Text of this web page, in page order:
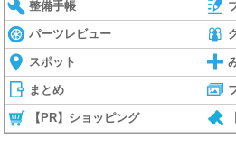
整備手帳
パーツレビュー
スポット
まとめ
【PR】ショッピング